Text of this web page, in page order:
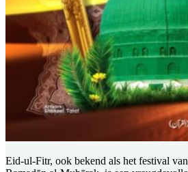
Eid-ul-Fitr, ook bekend als het festival